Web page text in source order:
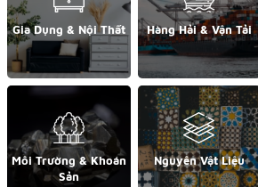
Gia Dụng & Nội Thất Hàng Hải & Vận Tải
Môi Trường & Khoán
Sản
Nguyên Vật Liệu